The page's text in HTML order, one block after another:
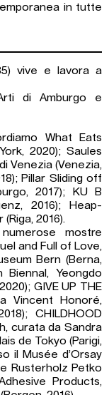
in tutte
vive e lavora a
di Amburgo e
What Eats
2020); Saules
Venezia (Venezia,
Pillar Sliding off
2017); KU B
2016); Heap-
2016).
mostre
and Full of Love,
Bern (Berna,
Biennal, Yeongdo
GIVE UP THE
Vincent Honoré,
CHILDHOOD
curata da Sandra
de Tokyo (Parigi,
il Musée d’Orsay
Rusterholz Petko
Products,